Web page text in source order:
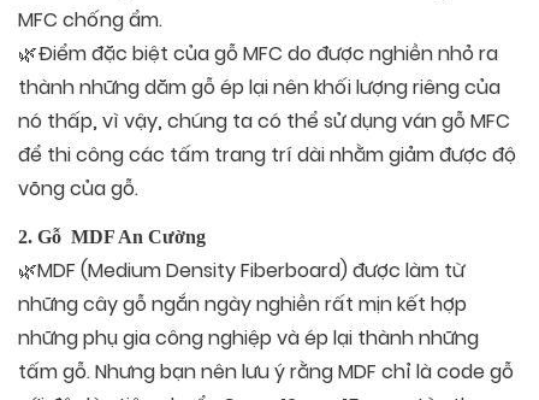
MFC chống ẩm.
🌿Điểm đặc biệt của gỗ MFC do được nghiền nhỏ ra
thành những dăm gỗ ép lại nên khối lượng riêng của
nó thấp, vì vậy, chúng ta có thể sử dụng ván gỗ MFC
để thi công các tấm trang trí dài nhằm giảm được độ
võng của gỗ.
2. Gỗ MDF An Cường
🌿MDF (Medium Density Fiberboard) được làm từ
những cây gỗ ngắn ngày nghiền rất mịn kết hợp
những phụ gia công nghiệp và ép lại thành những
tấm gỗ. Nhưng bạn nên lưu ý rằng MDF chỉ là code gỗ